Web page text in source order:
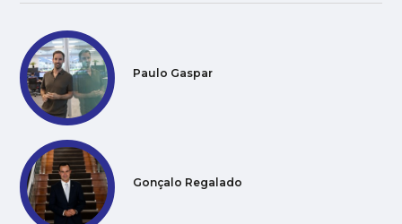
Paulo Gaspar
Gonçalo Regalado